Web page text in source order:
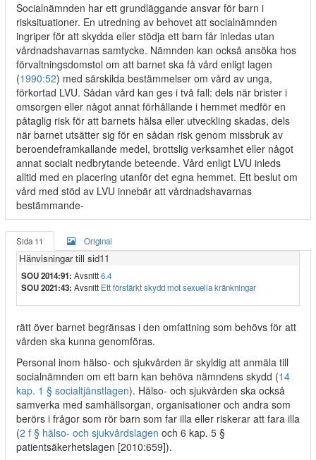
Socialnämnden har ett grundläggande ansvar för barn i
risksituationer. En utredning av behovet att socialnämnden
ingriper för att skydda eller stödja ett barn får inledas utan
vårdnadshavarnas samtycke. Nämnden kan också ansöka hos
förvaltningsdomstol om att barnet ska få vård enligt lagen
(1990:52) med särskilda bestämmelser om vård av unga,
förkortad LVU. Sådan vård kan ges i två fall: dels när brister i
omsorgen eller något annat förhållande i hemmet medför en
påtaglig risk för att barnets hälsa eller utveckling skadas, dels
när barnet utsätter sig för en sådan risk genom missbruk av
beroendeframkallande medel, brottslig verksamhet eller något
annat socialt nedbrytande beteende. Vård enligt LVU inleds
alltid med en placering utanför det egna hemmet. Ett beslut om
vård med stöd av LVU innebär att vårdnadshavarnas
bestämmande-
Sida 11 Original
Hänvisningar till sid11
SOU 2014:91: Avsnitt6.4
SOU 2021:43: Avsnitt Ett förstärkt skydd mot sexuella kränkningar
rätt över barnet begränsas i den omfattning som behövs för att
vården ska kunna genomföras.
Personal inom hälso- och sjukvården är skyldig att anmäla till
socialnämnden om ett barn kan behöva nämndens skydd (14
kap. 1 § socialtjänstlagen). Hälso- och sjukvården ska också
samverka med samhällsorgan, organisationer och andra som
berörs i frågor som rör barn som far illa eller riskerar att fara illa
(2 f § hälso- och sjukvårdslagen och 6 kap. 5 §
patientsäkerhetslagen [2010:659]).